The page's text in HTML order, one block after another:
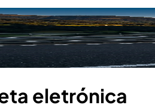
eletrónica